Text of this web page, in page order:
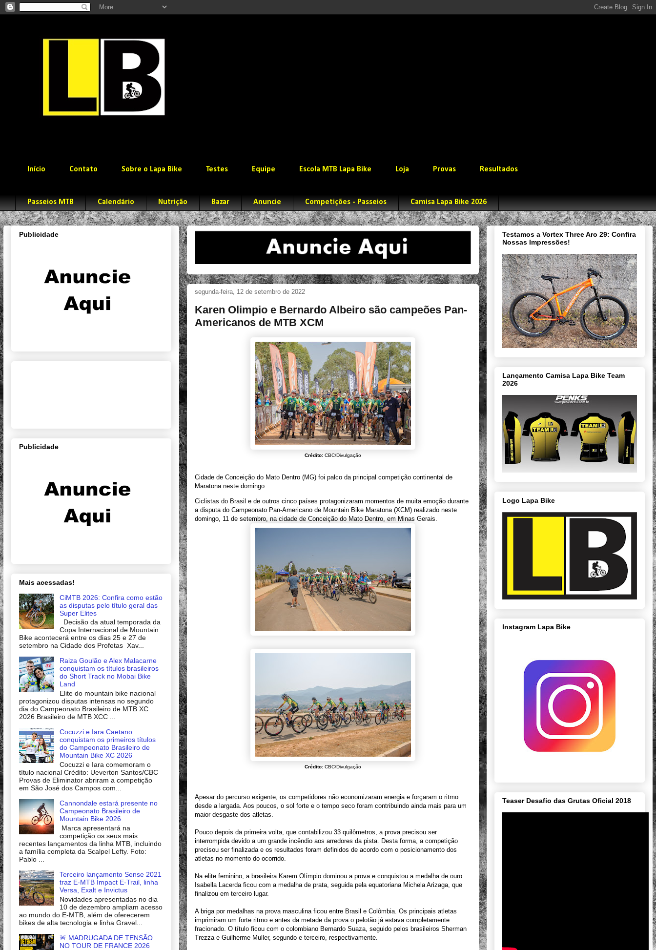
Início Contato Sobre o Lapa Bike Testes Equipe Escola MTB Lapa Bike Loja Provas Resultados
Passeios MTB Calendário Nutrição Bazar Anuncie Competições - Passeios Camisa Lapa Bike 2026
segunda-feira, 12 de setembro de 2022
Karen Olimpio e Bernardo Albeiro são campeões Pan-
Americanos de MTB XCM
Crédito: CBC/Divulgação
Cidade de Conceição do Mato Dentro (MG) foi palco da principal competição continental de
Maratona neste domingo
Ciclistas do Brasil e de outros cinco países protagonizaram momentos de muita emoção durante
a disputa do Campeonato Pan-Americano de Mountain Bike Maratona (XCM) realizado neste
domingo, 11 de setembro, na cidade de Conceição do Mato Dentro, em Minas Gerais.
Crédito: CBC/Divulgação
Apesar do percurso exigente, os competidores não economizaram energia e forçaram o ritmo
desde a largada. Aos poucos, o sol forte e o tempo seco foram contribuindo ainda mais para um
maior desgaste dos atletas.
Pouco depois da primeira volta, que contabilizou 33 quilômetros, a prova precisou ser
interrompida devido a um grande incêndio aos arredores da pista. Desta forma, a competição
precisou ser finalizada e os resultados foram definidos de acordo com o posicionamento dos
atletas no momento do ocorrido.
Na elite feminino, a brasileira Karem Olímpio dominou a prova e conquistou a medalha de ouro.
Isabella Lacerda ficou com a medalha de prata, seguida pela equatoriana Michela Arizaga, que
finalizou em terceiro lugar.
A briga por medalhas na prova masculina ficou entre Brasil e Colômbia. Os principais atletas
imprimiram um forte ritmo e antes da metade da prova o pelotão já estava completamente
fracionado. O título ficou com o colombiano Bernardo Suaza, seguido pelos brasileiros Sherman
Trezza e Guilherme Muller, segundo e terceiro, respectivamente.
Publicidade
Publicidade
Mais acessadas!
CiMTB 2026: Confira como estão
as disputas pelo título geral das
Super Elites
Decisão da atual temporada da
Copa Internacional de Mountain
Bike acontecerá entre os dias 25 e 27 de
setembro na Cidade dos Profetas Xav...
Raiza Goulão e Alex Malacarne
conquistam os títulos brasileiros
do Short Track no Mobai Bike
Land
Elite do mountain bike nacional
protagonizou disputas intensas no segundo
dia do Campeonato Brasileiro de MTB XC
2026 Brasileiro de MTB XCC ...
Cocuzzi e Iara Caetano
conquistam os primeiros títulos
do Campeonato Brasileiro de
Mountain Bike XC 2026
Cocuzzi e Iara comemoram o
título nacional Crédito: Ueverton Santos/CBC
Provas de Eliminator abriram a competição
em São José dos Campos com...
Cannondale estará presente no
Campeonato Brasileiro de
Mountain Bike 2026
Marca apresentará na
competição os seus mais
recentes lançamentos da linha MTB, incluindo
a família completa da Scalpel Lefty. Foto:
Pablo ...
Terceiro lançamento Sense 2021
traz E-MTB Impact E-Trail, linha
Versa, Exalt e Invictus
Novidades apresentadas no dia
10 de dezembro ampliam acesso
ao mundo do E-MTB, além de oferecerem
bikes de alta tecnologia e linha Gravel...
🚨 MADRUGADA DE TENSÃO
NO TOUR DE FRANCE 2026
Testamos a Vortex Three Aro 29: Confira
Nossas Impressões!
Lançamento Camisa Lapa Bike Team
2026
Logo Lapa Bike
Instagram Lapa Bike
Teaser Desafio das Grutas Oficial 2018